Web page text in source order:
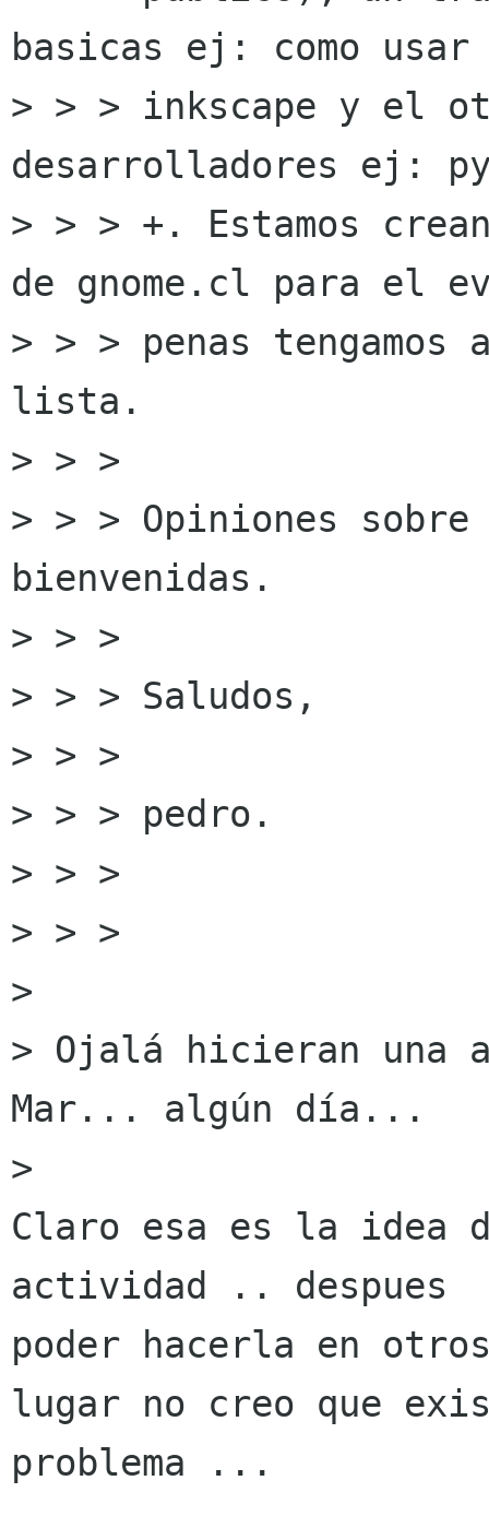
basicas ej: como usar
> > > inkscape y el
desarrolladores ej:
> > > +. Estamos
de gnome.cl para el
> > > penas
lista.
> > >
> > > Opiniones sobre
bienvenidas.
> > >
> > > Saludos,
> > >
> > > pedro.
> > >
> > >
>
> Ojalá hicieran una
Mar... algún día...
>
Claro esa es la idea
actividad .. despues
poder hacerla en
lugar no creo que
problema ...